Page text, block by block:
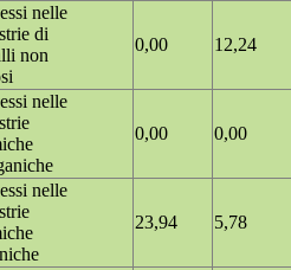
nelle
di
non
0,00 12,24
nelle
0,00 0,00
nelle
23,94 5,78